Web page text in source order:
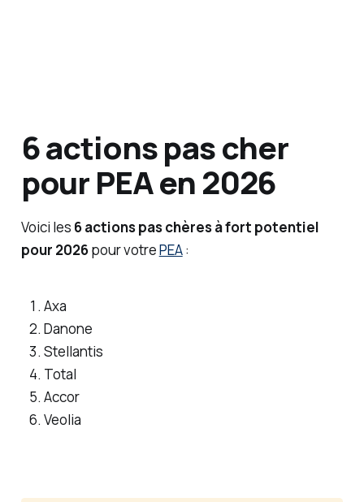
6 actions pas cher
pour PEA en 2026
Voici les 6 actions pas chères à fort potentiel
pour 2026pour votrePEA:
Axa
Danone
Stellantis
Total
Accor
Veolia